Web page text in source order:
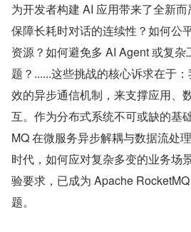
为开发者构建 AI 应用带来了全新
保障长耗时对话的连续性？如何公
资源？如何避免多 AI Agent 或复
题？......这些挑战的核心诉求在于
效的异步通信机制，来支撑应用、
互。作为分布式系统不可或缺的基
MQ 在微服务异步解耦与数据流处
时代，如何应对复杂多变的业务场
验要求，已成为 Apache
题。